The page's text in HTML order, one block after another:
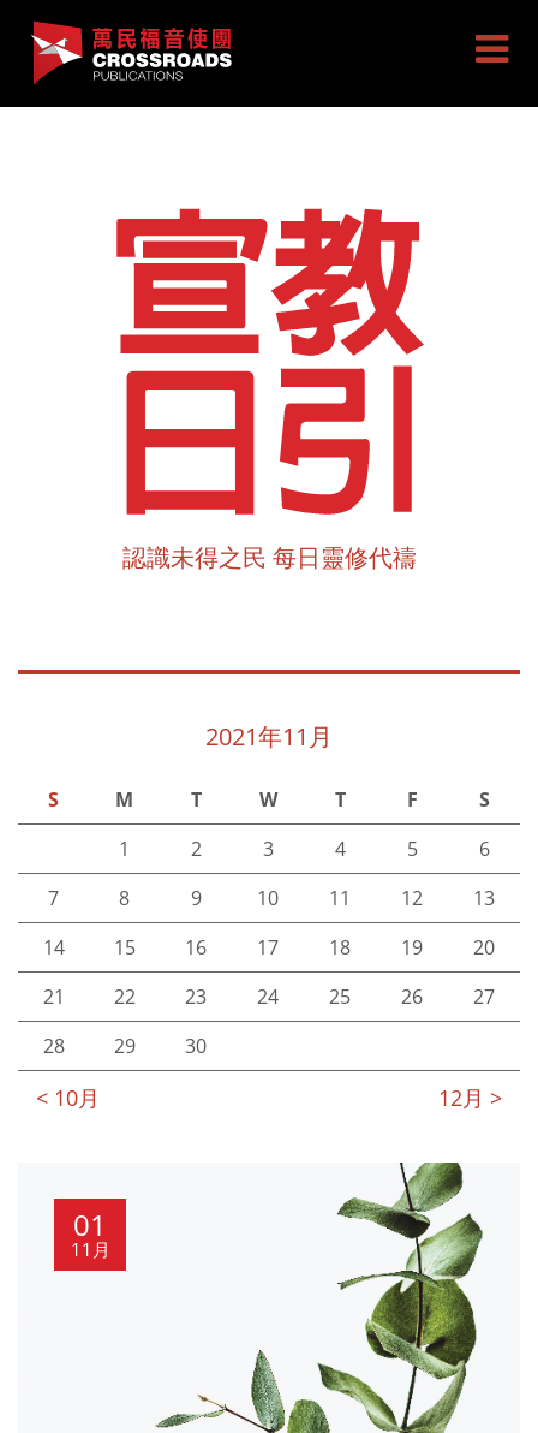
認識未得之民 每日靈修代禱
2021年11月
S M T W T F S
< 10月 12月 >
1 2 3 4 5
6
7
8 9 10 11 12
13
14
15 16 17 18 19
20
21
22 23 24 25 26
27
28
29 30
01
11月